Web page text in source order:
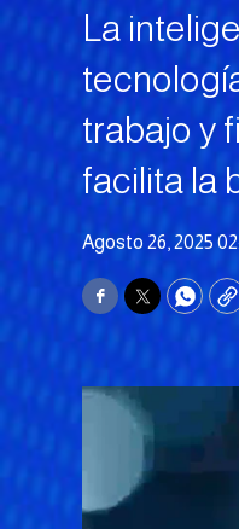
La
trabajo y
facilita la
Agosto 26, 2025
Facebook
Twitter